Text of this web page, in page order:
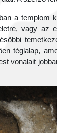
a templom
vagy az
téglalap,
vonalait